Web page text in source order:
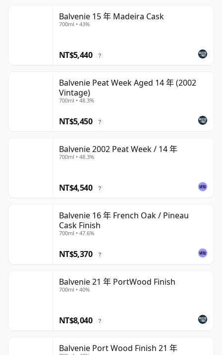
Balvenie 15 年 Madeira Cask
700ml • 43%
NT$5,440 ?
Balvenie Peat Week Aged 14 年 (2002
Vintage)
700ml • 48.3%
NT$5,450 ?
Balvenie 2002 Peat Week / 14 年
700ml • 48.3%
NT$4,540 ?
Balvenie 16 年 French Oak / Pineau
Cask Finish
700ml • 47.6%
NT$5,370 ?
Balvenie 21 年 PortWood Finish
700ml • 40%
NT$8,040 ?
Balvenie Port Wood Finish 21 年